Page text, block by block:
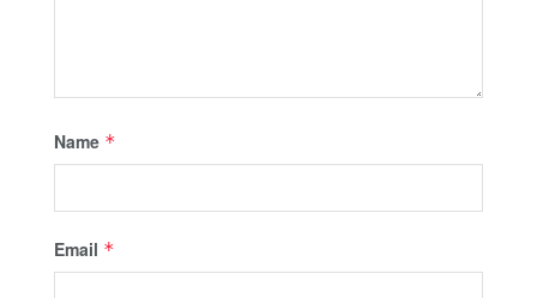
Name *
Email *